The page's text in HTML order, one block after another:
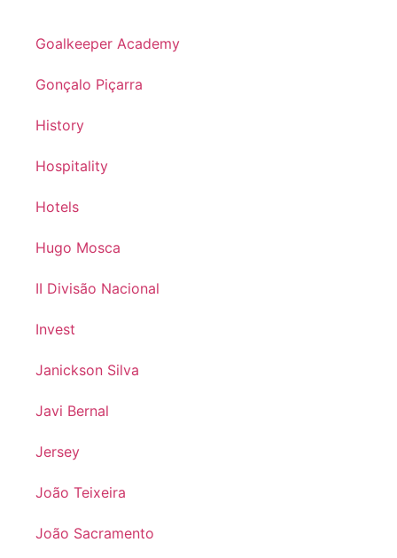
Goalkeeper Academy
Gonçalo Piçarra
History
Hospitality
Hotels
Hugo Mosca
II Divisão Nacional
Invest
Janickson Silva
Javi Bernal
Jersey
João Teixeira
João Sacramento